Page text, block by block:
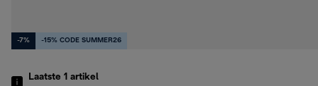
-7% -15% CODE SUMMER26
Laatste 1 artikel